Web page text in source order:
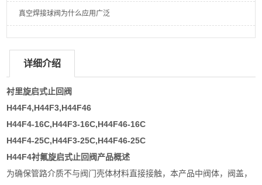
真空焊接球阀为什么应用广泛
详细介绍
衬里旋启式止回阀
H44F4,H44F3,H44F46
H44F4-16C,H44F3-16C,H44F46-16C
H44F4-25C,H44F3-25C,H44F46-25C
H44F4衬氟旋启式止回阀产品概述
为确保管路介质不与阀门壳体材料直接接触，本产品中阀体，阀盖，